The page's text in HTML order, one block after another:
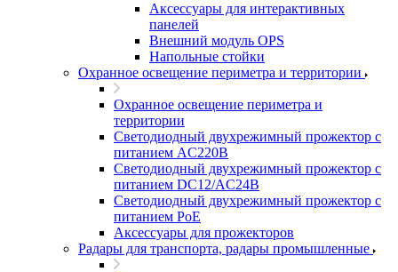
Аксессуары для интерактивных
панелей
Внешний модуль OPS
Напольные стойки
Охранное освещение периметра и территории
Охранное освещение периметра и
территории
Светодиодный двухрежимный прожектор с
питанием AC220В
Светодиодный двухрежимный прожектор с
питанием DC12/AC24В
Светодиодный двухрежимный прожектор с
питанием PoE
Аксессуары для прожекторов
Радары для транспорта, радары промышленные